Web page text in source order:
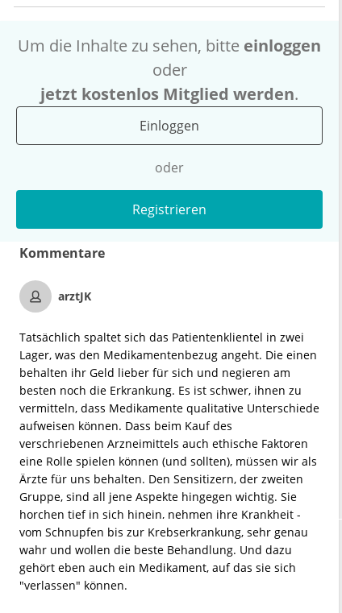
Um die Inhalte zu sehen, bitte einloggen
oder
jetzt kostenlos Mitglied werden.
Einloggen
oder
Registrieren
Kommentare
arztJK
Tatsächlich spaltet sich das Patientenklientel in zwei
Lager, was den Medikamentenbezug angeht. Die einen
behalten ihr Geld lieber für sich und negieren am
besten noch die Erkrankung. Es ist schwer, ihnen zu
vermitteln, dass Medikamente qualitative Unterschiede
aufweisen können. Dass beim Kauf des
verschriebenen Arzneimittels auch ethische Faktoren
eine Rolle spielen können (und sollten), müssen wir als
Ärzte für uns behalten. Den Sensitizern, der zweiten
Gruppe, sind all jene Aspekte hingegen wichtig. Sie
horchen tief in sich hinein, nehmen ihre Krankheit -
vom Schnupfen bis zur Krebserkrankung, sehr genau
wahr und wollen die beste Behandlung. Und dazu
gehört eben auch ein Medikament, auf das sie sich
"verlassen" können.